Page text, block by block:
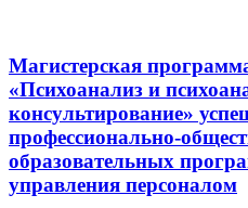
Магистерская
«Психоанализ и
консультирование»
профессионально-
образовательных
управления персоналом